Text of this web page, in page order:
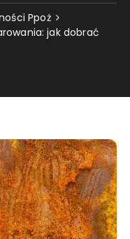
Ppoż
jak dobrać